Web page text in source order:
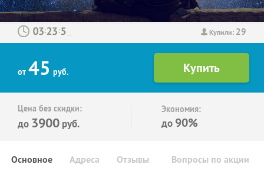
Купили: 29
: :
от 45 руб.
Цена без скидки:
до 3900 руб.
Экономия:
до 90%
Основное Отзывы Вопросы по акции
Адреса